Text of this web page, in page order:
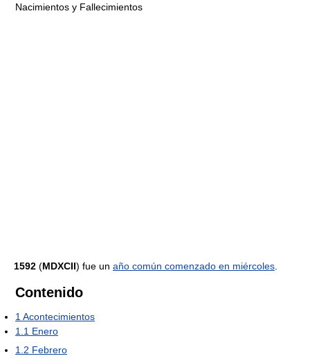
Nacimientos y Fallecimientos
1592 (MDXCII) fue un año común comenzado en miércoles
Contenido
1 Acontecimientos
1.1 Enero
1.2 Febrero